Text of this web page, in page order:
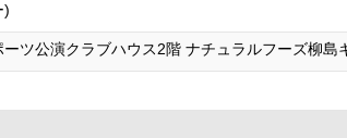
)
ツ公演クラブハウス2階 ナチュラルフーズ柳島